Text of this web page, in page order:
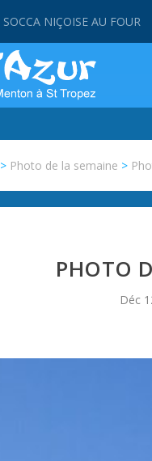
SOCCA NIÇOISE AU FOUR
> Photo de la semaine >
PHOTO
Déc